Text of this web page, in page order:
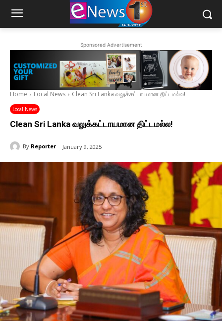
Sponsored Advertisement
Home Local News Clean Sri Lanka வலுக்கட்டாயமான திட்டமல்ல!
Local News
Clean Sri Lanka வலுக்கட்டாயமான திட்டமல்ல!
By Reporter January 9, 2025